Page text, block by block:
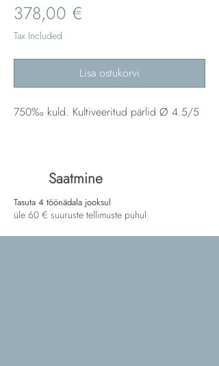
378,00 €
Tax Included
Lisa ostukorvi
750‰ kuld. Kultiveeritud pärlid Ø 4.5/5
Saatmine
Tasuta 4 töönädala jooksul
üle 60 € suuruste tellimuste puhul